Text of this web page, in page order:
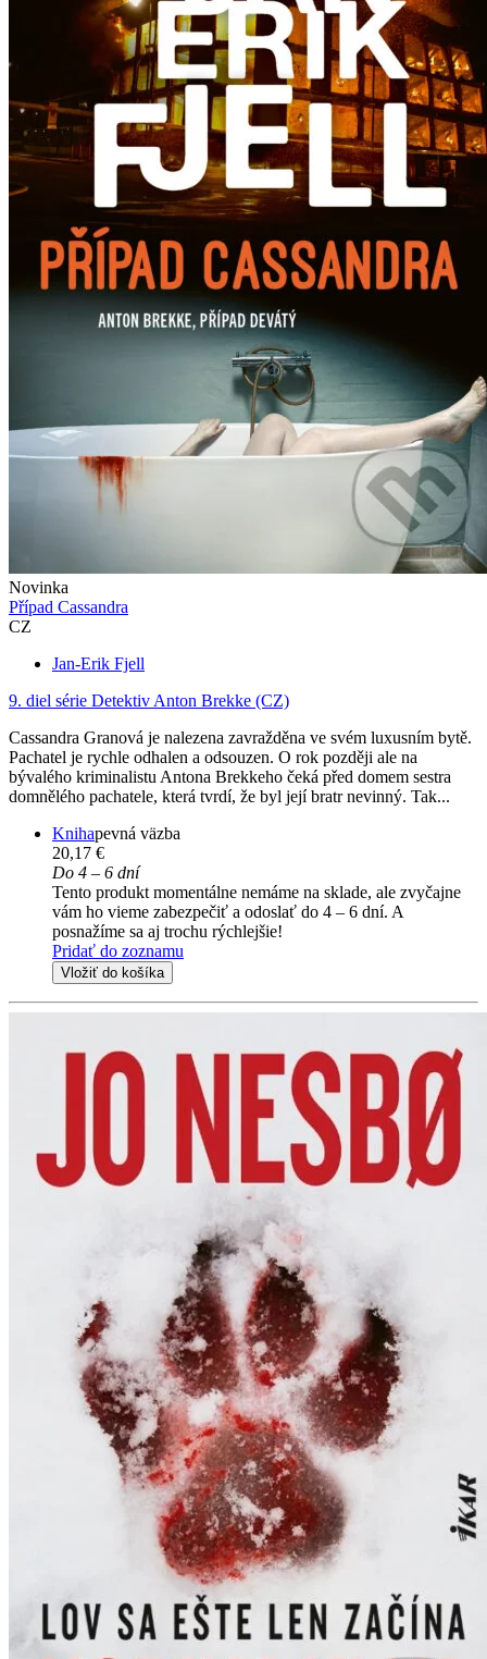
Novinka
Případ Cassandra
CZ
Jan-Erik Fjell
9. diel série Detektiv Anton Brekke (CZ)
Cassandra Granová je nalezena zavražděna ve svém luxusním bytě.
Pachatel je rychle odhalen a odsouzen. O rok později ale na
bývalého kriminalistu Antona Brekkeho čeká před domem sestra
domnělého pachatele, která tvrdí, že byl její bratr nevinný. Tak...
Knihapevná väzba
20,17 €
Do 4 – 6 dní
Tento produkt momentálne nemáme na sklade, ale zvyčajne
vám ho vieme zabezpečiť a odoslať do 4 – 6 dní. A
posnažíme sa aj trochu rýchlejšie!
Pridať do zoznamu
Vložiť do košíka